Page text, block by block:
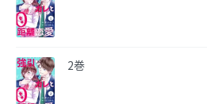
2巻